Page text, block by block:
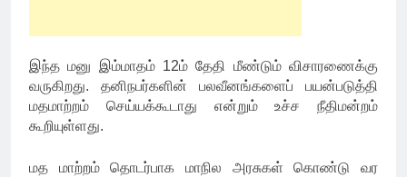
இந்த மனு இம்மாதம் 12ம் தேதி மீண்டும் விசாரணைக்கு
வருகிறது. தனிநபர்களின் பலவீனங்களைப் பயன்படுத்தி
மதமாற்றம் செய்யக்கூடாது என்றும் உச்ச நீதிமன்றம்
கூறியுள்ளது.
மத மாற்றம் தொடர்பாக மாநில அரசுகள் கொண்டு வர